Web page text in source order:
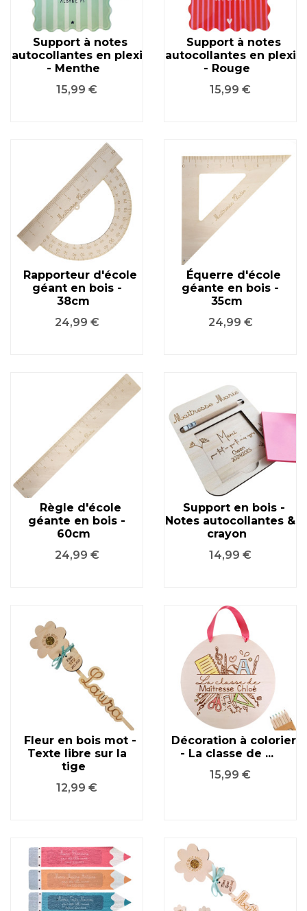
Support à notes
autocollantes en plexi
- Menthe
Prix
15,99 €
Support à notes
autocollantes en plexi
- Rouge
Prix
15,99 €
Rapporteur d'école
géant en bois -
38cm
Prix
24,99 €
Équerre d'école
géante en bois -
35cm
Prix
24,99 €
Règle d'école
géante en bois -
60cm
Prix
24,99 €
Support en bois -
Notes autocollantes &
crayon
Prix
14,99 €
Fleur en bois mot -
Texte libre sur la
tige
Prix
12,99 €
Décoration à colorier
- La classe de ...
Prix
15,99 €